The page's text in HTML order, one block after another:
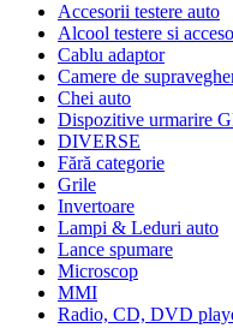
Accesorii testere auto
Alcool testere si
Cablu adaptor
Camere de
Chei auto
Dispozitive urmarire
DIVERSE
Fără categorie
Grile
Invertoare
Lampi & Leduri auto
Lance spumare
Microscop
MMI
Radio, CD, DVD